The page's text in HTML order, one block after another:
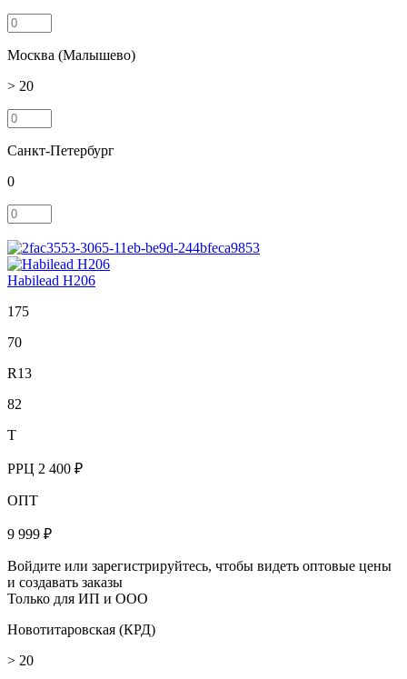
Москва (Малышево)
> 20
Санкт-Петербург
0
Habilead H206
175
70
R13
82
T
РРЦ 2 400 ₽
ОПТ
9 999 ₽
Войдите или зарегистрируйтесь, чтобы видеть оптовые цены
и создавать заказы
Только для ИП и ООО
Новотитаровская (КРД)
> 20